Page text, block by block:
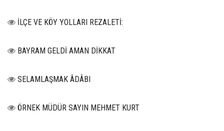
İLÇE VE KÖY YOLLARI REZALETİ:
BAYRAM GELDİ AMAN DİKKAT
SELAMLAŞMAK ÂDÂBI
ÖRNEK MÜDÜR SAYIN MEHMET KURT